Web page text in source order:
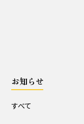
すべて
お知らせ
すべて